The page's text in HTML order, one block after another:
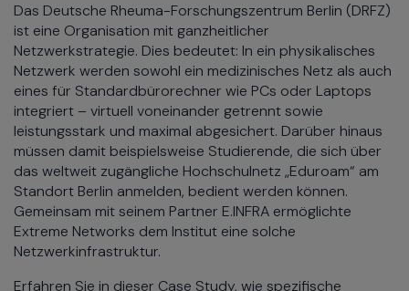
Das Deutsche Rheuma-Forschungszentrum Berlin (DRFZ)
ist eine Organisation mit ganzheitlicher
Netzwerkstrategie. Dies bedeutet: In ein physikalisches
Netzwerk werden sowohl ein medizinisches Netz als auch
eines für Standardbürorechner wie PCs oder Laptops
integriert – virtuell voneinander getrennt sowie
leistungsstark und maximal abgesichert. Darüber hinaus
müssen damit beispielsweise Studierende, die sich über
das weltweit zugängliche Hochschulnetz „Eduroam“ am
Standort Berlin anmelden, bedient werden können.
Gemeinsam mit seinem Partner E.INFRA ermöglichte
Extreme Networks dem Institut eine solche
Netzwerkinfrastruktur.
Erfahren Sie in dieser Case Study, wie spezifische